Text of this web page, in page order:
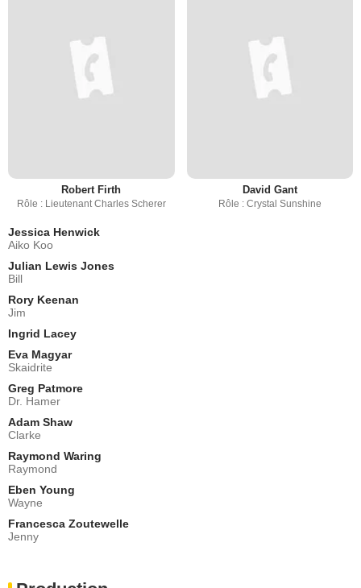
Robert Firth
Rôle : Lieutenant Charles Scherer
David Gant
Rôle : Crystal Sunshine
Jessica Henwick
Aiko Koo
Julian Lewis Jones
Bill
Rory Keenan
Jim
Ingrid Lacey
Eva Magyar
Skaidrite
Greg Patmore
Dr. Hamer
Adam Shaw
Clarke
Raymond Waring
Raymond
Eben Young
Wayne
Francesca Zoutewelle
Jenny